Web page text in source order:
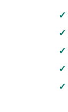
✓
✓
✓
✓
✓